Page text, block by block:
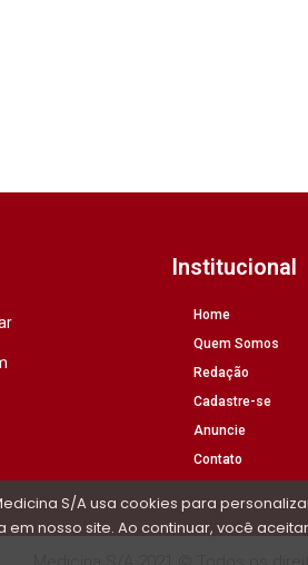
Institucional
Home
Quem Somos
Redação
Cadastre-se
Anuncie
Contato
S/A usa cookies para
em nosso site. Ao continuar, você